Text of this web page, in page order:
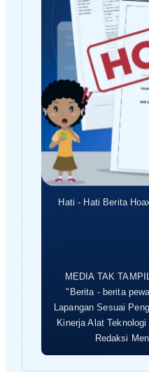
Hati - Hati Berita
MEDIA TAK
"Berita - berita
Lapangan Sesuai
Kinerja Alat
Redaksi